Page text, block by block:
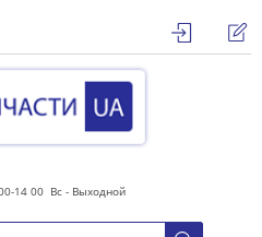
14 00 Вс - Выходной